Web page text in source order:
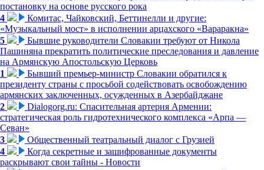
постановку на основе русского рока
4
Комитас, Чайковский, Беттинелли и другие:
«Музыкальный мост» в исполнении арцахского «Вараракна»
5
Бывшие руководители Словакии требуют от Никола
Пашиняна прекратить политические преследования и давление
на Армянскую Апостольскую Церковь
1
Бывший премьер-министр Словакии обратился к
президенту страны с просьбой содействовать освобождению
армянских заключенных, осужденных в Азербайджане
2
Dialogorg.ru: Спасительная артерия Армении:
стратегическая роль гидротехнического комплекса «Арпа —
Севан»
3
Общественный театральный диалог с Грузией
4
Когда секретные и зашифрованные документы
раскрывают свои тайны - Новости